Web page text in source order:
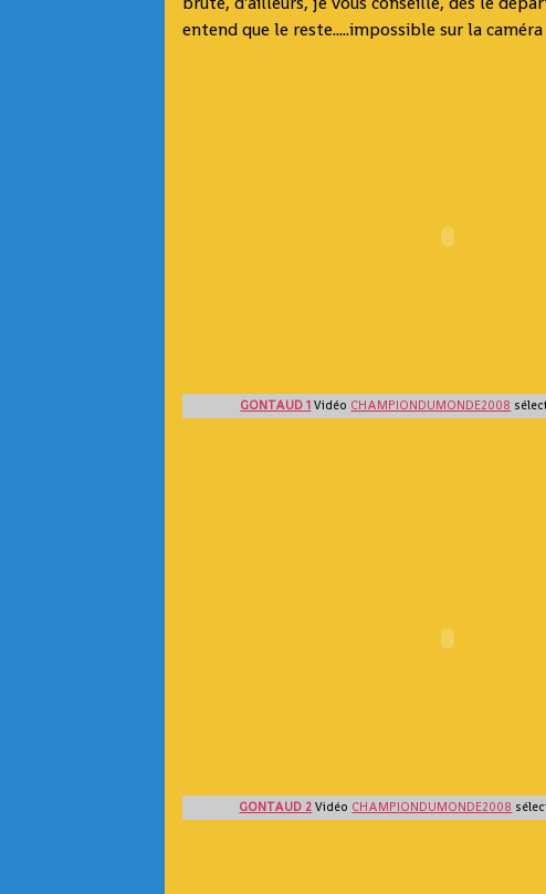
entend que le reste.....impossible sur la
GONTAUD 1 Vidéo CHAMPIONDUMONDE2008
GONTAUD 2 Vidéo CHAMPIONDUMONDE2008